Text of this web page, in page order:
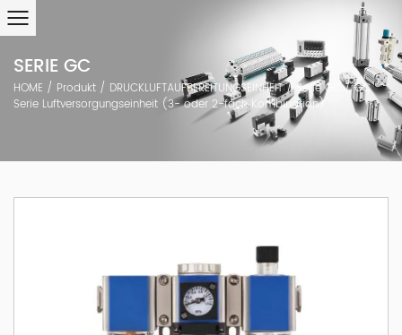
SERIE GC
HOME / Produkt / DRUCKLUFTAUFBEREITUNGSEINHEIT/ Serie GC /GC
Serie Luftversorgungseinheit (3- oder 2-fach Kombination)